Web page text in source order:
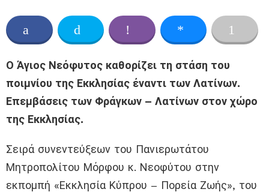
Ο Άγιος Νεόφυτος καθορίζει τη στάση του
ποιμνίου της Εκκλησίας έναντι των Λατίνων.
Επεμβάσεις των Φράγκων – Λατίνων στον χώρο
της Εκκλησίας.
Σειρά συνεντεύξεων του Πανιερωτάτου
Μητροπολίτου Μόρφου κ. Νεοφύτου στην
εκπομπή «Εκκλησία Κύπρου – Πορεία Ζωής», του